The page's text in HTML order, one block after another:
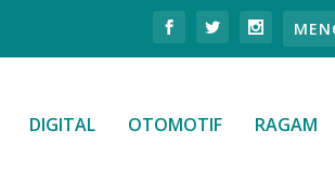
DIGITAL OTOMOTIF RAGAM